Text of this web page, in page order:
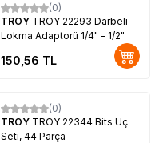
(0)
TROY TROY 22293 Darbeli
Lokma Adaptorü 1/4" - 1/2"
150,56 TL
(0)
TROY TROY 22344 Bits Uç
Seti, 44 Parça